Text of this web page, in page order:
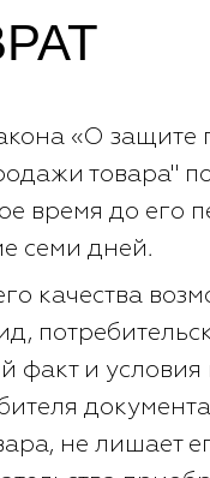
«О
товара"
время до его
семи дней.
качества
и условия
не лишает